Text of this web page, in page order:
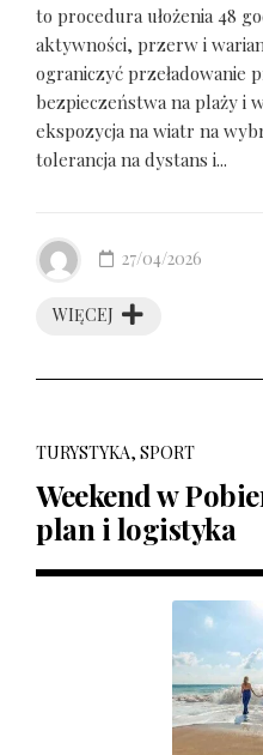
to procedura ułożenia 48
aktywności, przerw i
ograniczyć przeładowanie
bezpieczeństwa na plaży i
ekspozycja na wiatr na
tolerancja na dystans i...
WIĘCEJ
27/04/2026
TURYSTYKA, SPORT
Weekend w
plan i logistyka